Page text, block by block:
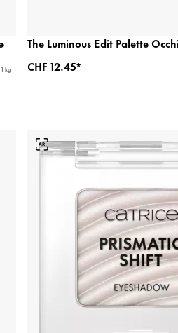
kg
The Luminous Edit Palette
CHF 12.45*